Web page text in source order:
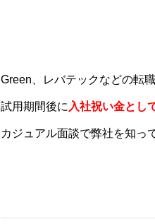
Green、レバテックなどの転
試用期間後に 入社祝い金とし
カジュアル面談で弊社を知っ